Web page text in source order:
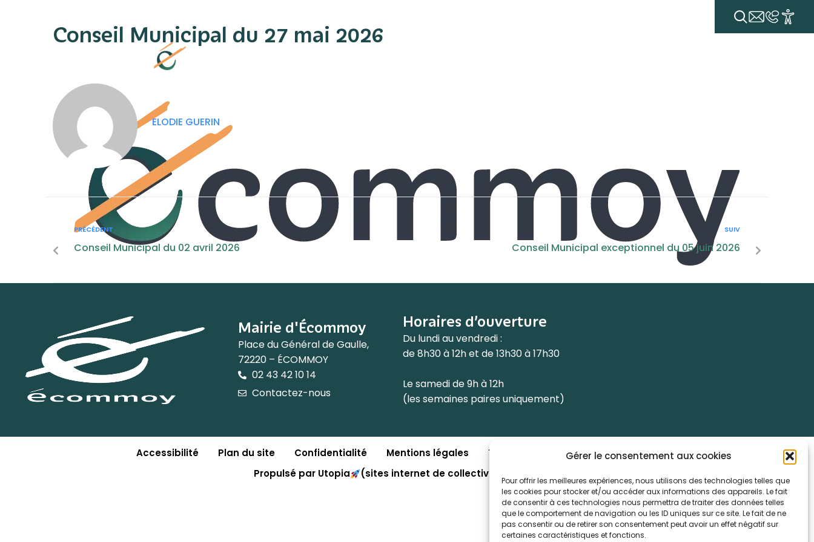
Gérer le consentement aux cookies
Pour offrir les meilleures expériences, nous utilisons des technologies telles que
les cookies pour stocker et/ou accéder aux informations des appareils. Le fait
de consentir à ces technologies nous permettra de traiter des données telles
que le comportement de navigation ou les ID uniques sur ce site. Le fait de ne
pas consentir ou de retirer son consentement peut avoir un effet négatif sur
certaines caractéristiques et fonctions.
Conseil Municipal du 27 mai 2026
ELODIE GUERIN
PRÉCÉDENT
Conseil Municipal du 02 avril 2026
SUIV
Conseil Municipal exceptionnel du 05 juin 2026
Mairie d'Écommoy
Place du Général de Gaulle,
72220 – ÉCOMMOY
02 43 42 10 14
Contactez-nous
Horaires d’ouverture
Du lundi au vendredi :
de 8h30 à 12h et de 13h30 à 17h30
Le samedi de 9h à 12h
(les semaines paires uniquement)
Accessibilité Plan du site Confidentialité Mentions légales
Traitement de données personnelles
Propulsé par Utopia
(sites internet de collectivités & GRC/GRU)